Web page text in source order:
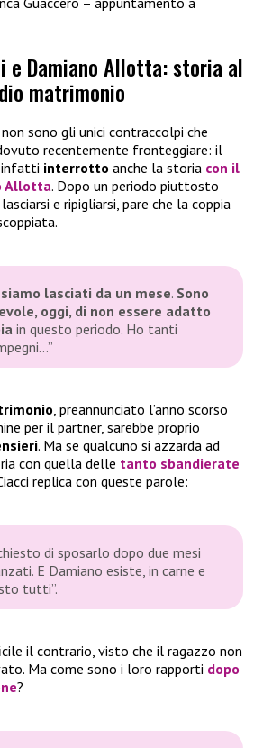
e Damiano Allotta: storia al
matrimonio
sono gli unici contraccolpi che
recentemente fronteggiare: il
infatti interrotto anche la storia con il
Allotta. Dopo un periodo piuttosto
e ripigliarsi, pare che la coppia
lasciati da un mese. Sono
oggi, di non essere adatto
in questo periodo. Ho tanti
, preannunciato l’anno scorso
per il partner, sarebbe proprio
. Ma se qualcuno si azzarda ad
con quella delle tanto sbandierate
replica con queste parole:
di sposarlo dopo due mesi
E Damiano esiste, in carne e
tutti”.
il contrario, visto che il ragazzo non
Ma come sono i loro rapporti dopo
?